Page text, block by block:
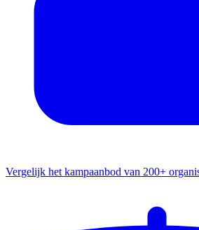
Vergelijk het kampaanbod van 200+